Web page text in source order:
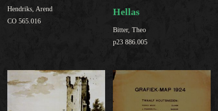
Hendriks, Arend
CO 565.016
Hellas
Bitter, Theo
p23 886.005